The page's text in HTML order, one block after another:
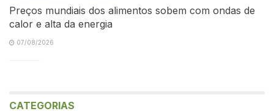
Preços mundiais dos alimentos sobem com ondas de
calor e alta da energia
07/08/2026
CATEGORIAS